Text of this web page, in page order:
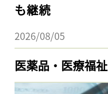
も継続
2026/08/05
医薬品・医療福祉